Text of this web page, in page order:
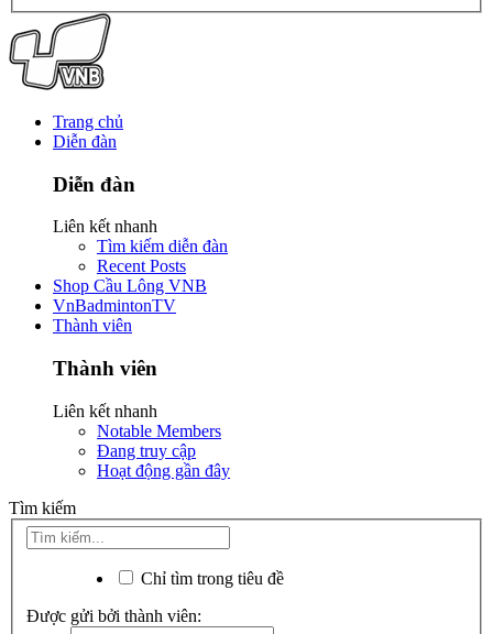
Trang chủ
Diễn đàn
Diễn đàn
Liên kết nhanh
Tìm kiếm diễn đàn
Recent Posts
Shop Cầu Lông VNB
VnBadmintonTV
Thành viên
Thành viên
Liên kết nhanh
Notable Members
Đang truy cập
Hoạt động gần đây
Tìm kiếm
Chỉ tìm trong tiêu đề
Được gửi bởi thành viên: